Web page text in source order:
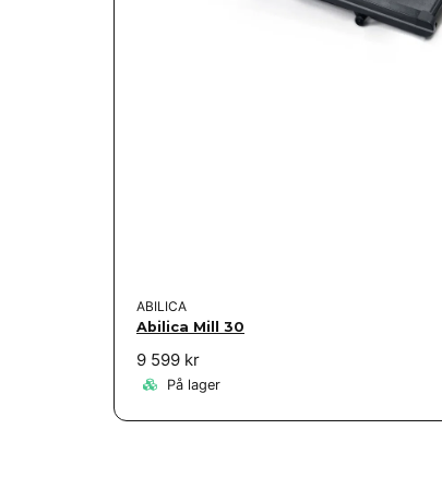
ABILICA
Abilica Mill 30
9 599 kr
På lager